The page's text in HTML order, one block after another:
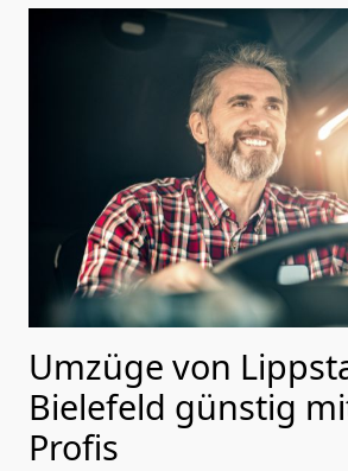
Umzüge von
Bielefeld günstig
Profis